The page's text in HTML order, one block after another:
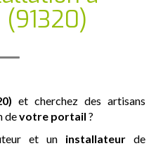
et cherchez des artisans
devotre portail ?
et un installateur de